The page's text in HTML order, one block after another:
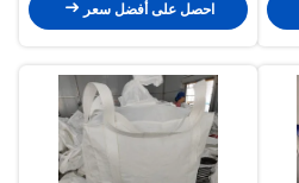
احصل على أفضل سعر